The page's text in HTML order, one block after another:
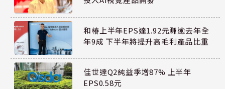
和椿上半年EPS達1.92元賺逾去年全
年9成 下半年將提升高毛利產品比重
佳世達Q2純益季增87% 上半年
EPS0.58元